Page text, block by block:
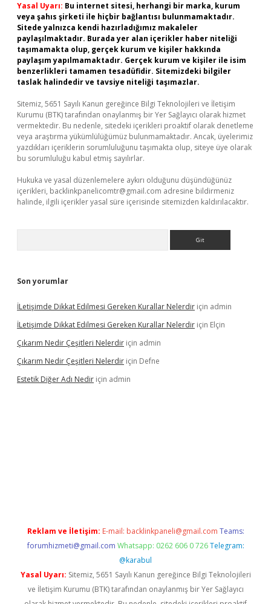
Yasal Uyarı: Bu internet sitesi, herhangi bir marka, kurum
veya şahıs şirketi ile hiçbir bağlantısı bulunmamaktadır.
Sitede yalnızca kendi hazırladığımız makaleler
paylaşılmaktadır. Burada yer alan içerikler haber niteliği
taşımamakta olup, gerçek kurum ve kişiler hakkında
paylaşım yapılmamaktadır. Gerçek kurum ve kişiler ile isim
benzerlikleri tamamen tesadüfidir. Sitemizdeki bilgiler
taslak halindedir ve tavsiye niteliği taşımazlar.
Sitemiz, 5651 Sayılı Kanun gereğince Bilgi Teknolojileri ve İletişim
Kurumu (BTK) tarafından onaylanmış bir Yer Sağlayıcı olarak hizmet
vermektedir. Bu nedenle, sitedeki içerikleri proaktif olarak denetleme
veya araştırma yükümlülüğümüz bulunmamaktadır. Ancak, üyelerimiz
yazdıkları içeriklerin sorumluluğunu taşımakta olup, siteye üye olarak
bu sorumluluğu kabul etmiş sayılırlar.
Hukuka ve yasal düzenlemelere aykırı olduğunu düşündüğünüz
içerikleri, backlinkpanelicomtr@gmail.com adresine bildirmeniz
halinde, ilgili içerikler yasal süre içerisinde sitemizden kaldırılacaktır.
Son yorumlar
İLetişimde Dikkat Edilmesi Gereken Kurallar Nelerdir için admin
İLetişimde Dikkat Edilmesi Gereken Kurallar Nelerdir için Elçin
Çıkarım Nedir Çeşitleri Nelerdir için admin
Çıkarım Nedir Çeşitleri Nelerdir için Defne
Estetik Diğer Adı Nedir için admin
Reklam ve İletişim: E-mail: backlinkpaneli@gmail.com Teams:
forumhizmeti@gmail.com Whatsapp: 0262 606 0 726 Telegram:
@karabul
Yasal Uyarı: Sitemiz, 5651 Sayılı Kanun gereğince Bilgi Teknolojileri
ve İletişim Kurumu (BTK) tarafından onaylanmış bir Yer Sağlayıcı